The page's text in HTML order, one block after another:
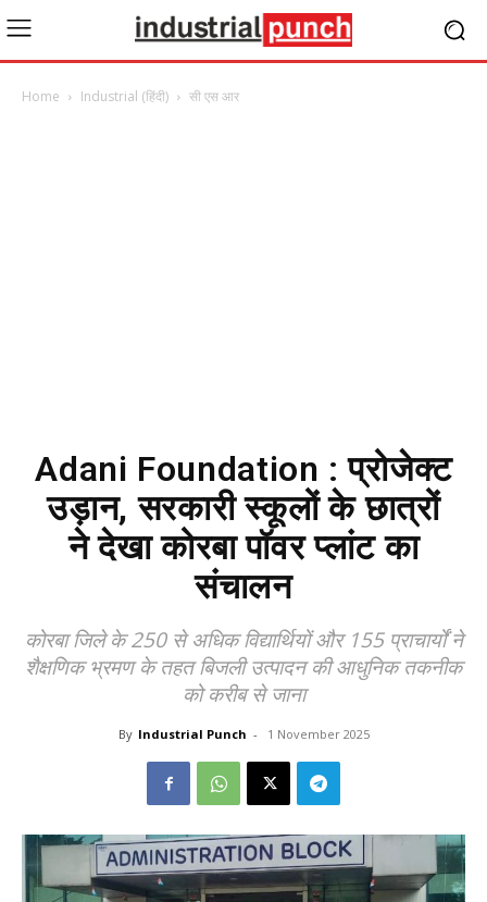
Home Industrial (हिंदी) सी एस आर
Adani Foundation : प्रोजेक्ट
उड़ान, सरकारी स्कूलों के छात्रों
ने देखा कोरबा पॉवर प्लांट का
संचालन
कोरबा जिले के 250 से अधिक विद्यार्थियों और 155 प्राचार्यों ने
शैक्षणिक भ्रमण के तहत बिजली उत्पादन की आधुनिक तकनीक
को करीब से जाना
By Industrial Punch - 1 November 2025